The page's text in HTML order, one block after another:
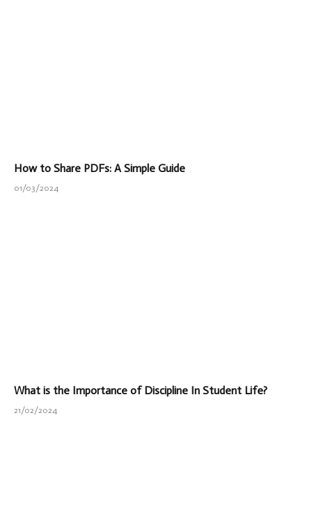
How to Share PDFs: A Simple Guide
01/03/2024
What is the Importance of Discipline In Student Life?
21/02/2024